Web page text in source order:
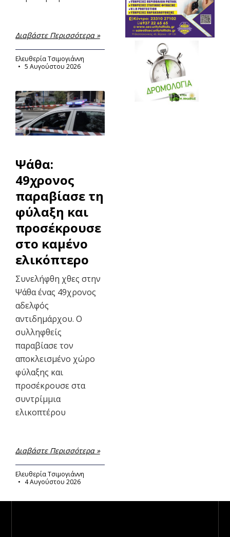
Διαβάστε Περισσότερα »
Ελευθερία Τσιμογιάννη
5 Αυγούστου 2026
Ψάθα:
49χρονος
παραβίασε τη
φύλαξη και
προσέκρουσε
στο καμένο
ελικόπτερο
Συνελήφθη χθες στην
Ψάθα ένας 49χρονος
αδελφός
αντιδημάρχου. Ο
συλληφθείς
παραβίασε τον
αποκλεισμένο χώρο
φύλαξης και
προσέκρουσε στα
συντρίμμια
ελικοπτέρου
Διαβάστε Περισσότερα »
Ελευθερία Τσιμογιάννη
4 Αυγούστου 2026